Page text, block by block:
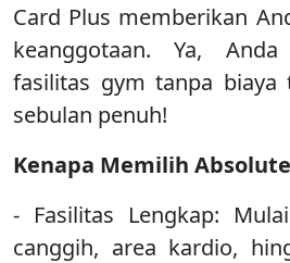
Card Plus memberikan
keanggotaan. Ya,
fasilitas gym tanpa biaya
sebulan penuh!
Kenapa Memilih
- Fasilitas Lengkap:
canggih, area kardio,